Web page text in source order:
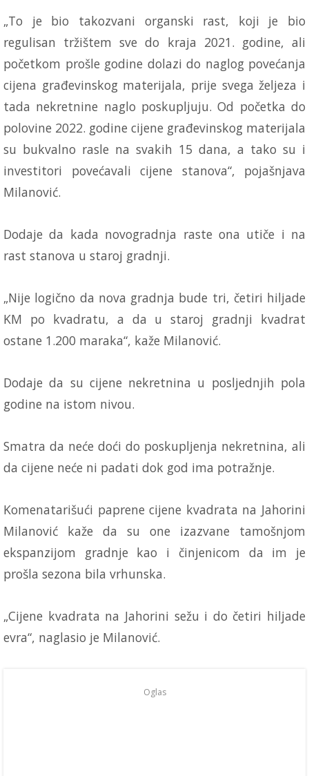
„To je bio takozvani organski rast, koji je bio
regulisan tržištem sve do kraja 2021. godine, ali
početkom prošle godine dolazi do naglog povećanja
cijena građevinskog materijala, prije svega željeza i
tada nekretnine naglo poskupljuju. Od početka do
polovine 2022. godine cijene građevinskog materijala
su bukvalno rasle na svakih 15 dana, a tako su i
investitori povećavali cijene stanova“, pojašnjava
Milanović.
Dodaje da kada novogradnja raste ona utiče i na
rast stanova u staroj gradnji.
„Nije logično da nova gradnja bude tri, četiri hiljade
KM po kvadratu, a da u staroj gradnji kvadrat
ostane 1.200 maraka“, kaže Milanović.
Dodaje da su cijene nekretnina u posljednjih pola
godine na istom nivou.
Smatra da neće doći do poskupljenja nekretnina, ali
da cijene neće ni padati dok god ima potražnje.
Komenatarišući paprene cijene kvadrata na Jahorini
Milanović kaže da su one izazvane tamošnjom
ekspanzijom gradnje kao i činjenicom da im je
prošla sezona bila vrhunska.
„Cijene kvadrata na Jahorini sežu i do četiri hiljade
evra“, naglasio je Milanović.
Oglas